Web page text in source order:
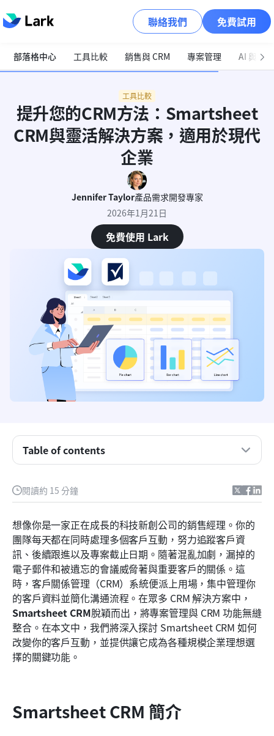
聯絡我們 免費試用
部落格中心 工具比較 銷售與 CRM 專案管理 AI 與自
工具比較
提升您的CRM方法：Smartsheet
CRM與靈活解決方案，適用於現代
企業
Jennifer Taylor產品需求開發專家
2026年1月21日
免費使用 Lark
閱讀約 15 分鐘
想像你是一家正在成長的科技新創公司的銷售經理。你的
團隊每天都在同時處理多個客戶互動，努力追蹤客戶資
訊、後續跟進以及專案截止日期。隨著混亂加劇，漏掉的
電子郵件和被遺忘的會議威脅著與重要客戶的關係。這
時，客戶關係管理（CRM）系統便派上用場，集中管理你
的客戶資料並簡化溝通流程。在眾多 CRM 解決方案中，
Smartsheet CRM脫穎而出，將專案管理與 CRM 功能無縫
整合。在本文中，我們將深入探討 Smartsheet CRM 如何
改變你的客戶互動，並提供讓它成為各種規模企業理想選
擇的關鍵功能。
Smartsheet CRM 簡介
Table of contents
Smartsheet CRM 簡介
Smartsheet CRM 的主要功能
如何將 Smartsheet 設定為 CRM
使用 Smartsheet CRM 提高效率的秘訣
為什麼使用者會考慮 Smartsheet CRM 的其他替代
方案
為何考慮使用 Lark 作為 CRM
結論
常見問題
相關閱讀